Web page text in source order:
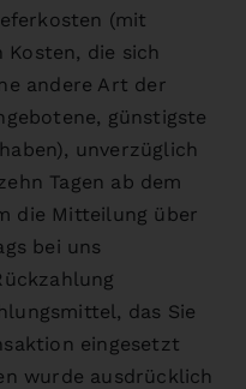
(mit
die sich
andere Art der
günstigste
unverzüglich
Tagen ab dem
die Mitteilung über
bei uns
das Sie
eingesetzt
wurde ausdrücklich